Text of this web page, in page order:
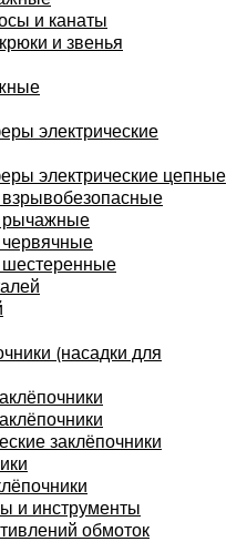
и канаты
и звенья
электрические
электрические цепные
рычажные
(насадки для
заклёпочники
и инструменты
обмоток